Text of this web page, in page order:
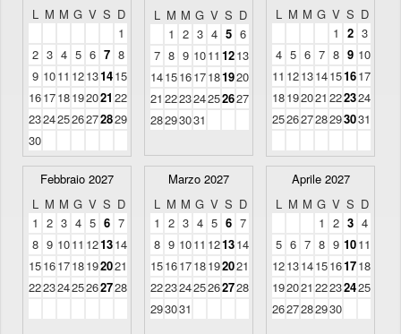
L M M G V S D
1
2 3 4 5 6 7 8
9 1011 12131415
161718192021 22
23242526272829
30
L M M G V S D
1 2 3 4 5 6
7 8 9 1011 1213
14151617181920
21 222324252627
28293031
L M M G V S D
1 2 3
4 5 6 7 8 9 10
11 121314151617
18192021 222324
25262728293031
Febbraio 2027
L M M G V S D
1 2 3 4 5 6 7
8 9 1011 121314
15161718192021
22232425262728
Marzo 2027
L M M G V S D
1 2 3 4 5 6 7
8 9 1011 121314
15161718192021
22232425262728
293031
Aprile 2027
L M M G V S D
1 2 3 4
5 6 7 8 9 1011
12131415161718
192021 22232425
2627282930